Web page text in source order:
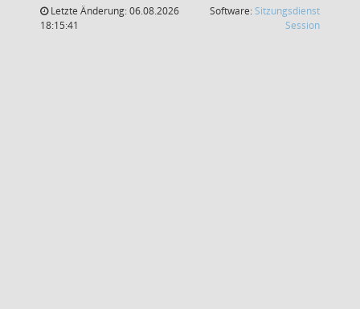
Letzte Änderung: 06.08.2026
18:15:41
Software: Sitzungsdienst
Session(Wird in